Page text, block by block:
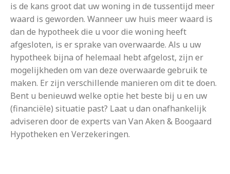
is de kans groot dat uw woning in de tussentijd meer
waard is geworden. Wanneer uw huis meer waard is
dan de hypotheek die u voor die woning heeft
afgesloten, is er sprake van overwaarde. Als u uw
hypotheek bijna of helemaal hebt afgelost, zijn er
mogelijkheden om van deze overwaarde gebruik te
maken. Er zijn verschillende manieren om dit te doen.
Bent u benieuwd welke optie het beste bij u en uw
(financiële) situatie past? Laat u dan onafhankelijk
adviseren door de experts van Van Aken & Boogaard
Hypotheken en Verzekeringen.